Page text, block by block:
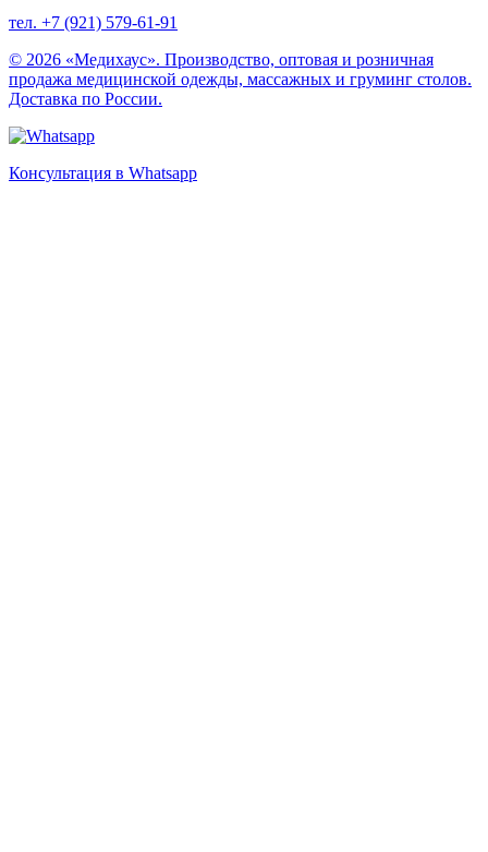
тел. +7 (921) 579-61-91
© 2026 «Медихаус». Производство, оптовая и розничная
продажа медицинской одежды, массажных и груминг столов.
Доставка по России.
Консультация в Whatsapp